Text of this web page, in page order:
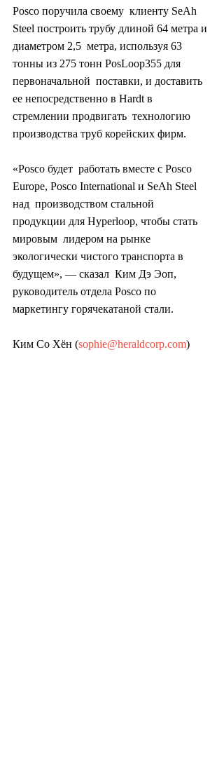
Posco поручила своему  клиенту SeAh
Steel построить трубу длиной 64 метра и
диаметром 2,5  метра, используя 63
тонны из 275 тонн PosLoop355 для
первоначальной  поставки, и доставить
ее непосредственно в Hardt в
стремлении продвигать  технологию
производства труб корейских фирм.
«Posco будет  работать вместе с Posco
Europe, Posco International и SeAh Steel
над  производством стальной
продукции для Hyperloop, чтобы стать
мировым  лидером на рынке
экологически чистого транспорта в
будущем», — сказал  Ким Дэ Эоп,
руководитель отдела Posco по
маркетингу горячекатаной стали.
Ким Со Хён (sophie@heraldcorp.com)